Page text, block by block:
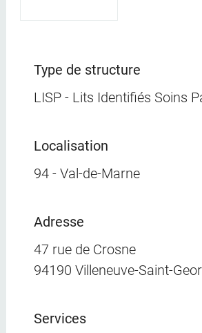
Type de structure
LISP - Lits Identifiés Soins
Localisation
94 - Val-de-Marne
Adresse
47 rue de Crosne
94190 Villeneuve-Saint-
Services